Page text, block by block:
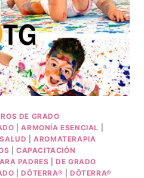
DE GRADO
|ARMONÍA ESENCIAL
|AROMATERAPIA
|CAPACITACIÓN
PADRES |DE GRADO
|DŌTERRA® |DŌTERRA®